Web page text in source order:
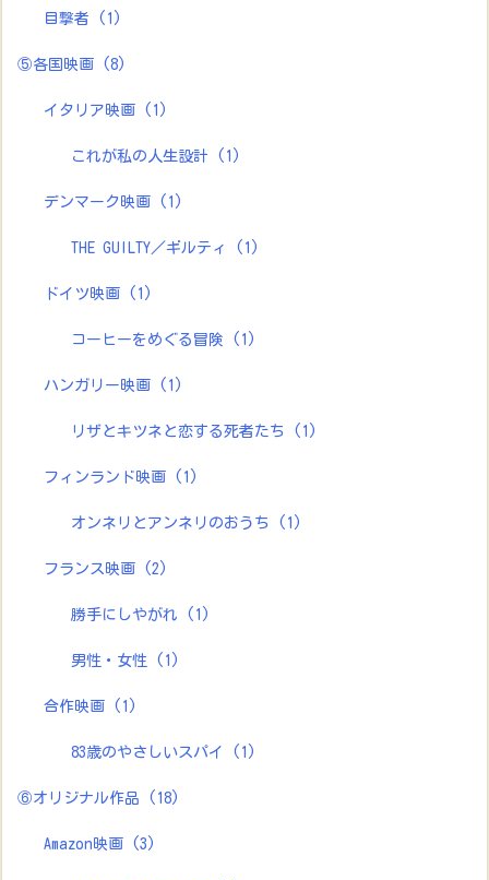
目撃者 (1)
⑤各国映画 (8)
イタリア映画 (1)
これが私の人生設計 (1)
デンマーク映画 (1)
THE GUILTY／ギルティ (1)
ドイツ映画 (1)
コーヒーをめぐる冒険 (1)
ハンガリー映画 (1)
リザとキツネと恋する死者たち (1)
フィンランド映画 (1)
オンネリとアンネリのおうち (1)
フランス映画 (2)
勝手にしやがれ (1)
男性・女性 (1)
合作映画 (1)
83歳のやさしいスパイ (1)
⑥オリジナル作品 (18)
Amazon映画 (3)